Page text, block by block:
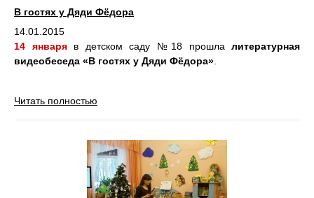
В гостях у Дяди Фёдора
14.01.2015
14 январяв детском саду №18 прошла литературная
видеобеседа «В гостях у Дяди Фёдора»
Читать полностью